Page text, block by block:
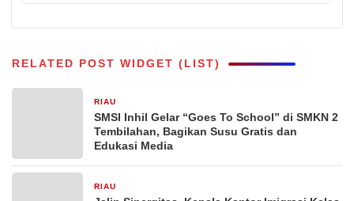
RELATED POST WIDGET (LIST)
RIAU
SMSI Inhil Gelar “Goes To School” di SMKN 2
Tembilahan, Bagikan Susu Gratis dan
Edukasi Media
RIAU